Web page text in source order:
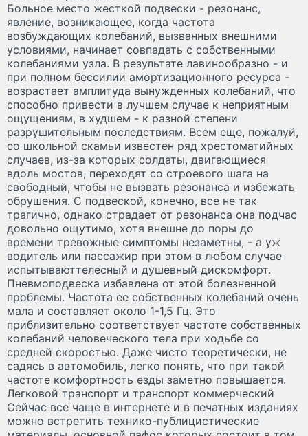
Больное место жесткой подвески - резонанс,
явление, возникающее, когда частота
возбуждающих колебаний, вызванных внешними
условиями, начинает совпадать с собственными
колебаниями узла. В результате лавинообразно - и
при полном бессилии амортизационного ресурса -
возрастает амплитуда вынужденных колебаний, что
способно привести в лучшем случае к неприятным
ощущениям, в худшем - к разной степени
разрушительным последствиям. Всем еще, пожалуй,
со школьной скамьи известен ряд хрестоматийных
случаев, из-за которых солдаты, двигающиеся
вдоль мостов, переходят со строевого шага на
свободный, чтобы не вызвать резонанса и избежать
обрушения. С подвеской, конечно, все не так
трагично, однако страдает от резонанса она подчас
довольно ощутимо, хотя внешне до поры до
времени тревожные симптомы незаметны, - а уж
водитель или пассажир при этом в любом случае
испытываюттелесный и душевный дискомфорт.
Пневмоподвеска избавлена от этой болезненной
проблемы. Частота ее собственных колебаний очень
мала и составляет около 1-1,5 Гц. Это
приблизительно соответствует частоте собственных
колебаний человеческого тела при ходьбе со
средней скоростью. Даже чисто теоретически, не
садясь в автомобиль, легко понять, что при такой
частоте комфортность езды заметно повышается.
Легковой транспорт и транспорт коммерческий
Сейчас все чаще в интернете и в печатных изданиях
можно встретить технико-публицистические